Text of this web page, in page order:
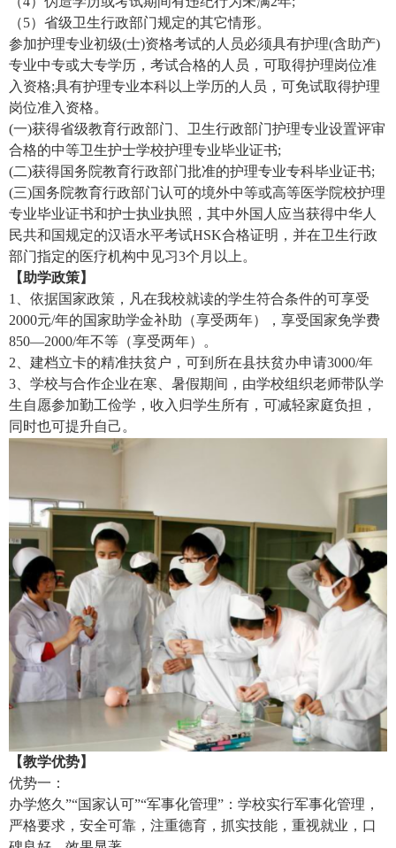
（5）省级卫生行政部门规定的其它情形。
参加护理专业初级(士)资格考试的人员必须具有护理(含助产)
专业中专或大专学历，考试合格的人员，可取得护理岗位准
入资格;具有护理专业本科以上学历的人员，可免试取得护理
岗位准入资格。
(一)获得省级教育行政部门、卫生行政部门护理专业设置评审
合格的中等卫生护士学校护理专业毕业证书;
(二)获得国务院教育行政部门批准的护理专业专科毕业证书;
(三)国务院教育行政部门认可的境外中等或高等医学院校护理
专业毕业证书和护士执业执照，其中外国人应当获得中华人
民共和国规定的汉语水平考试HSK合格证明，并在卫生行政
部门指定的医疗机构中见习3个月以上。
【助学政策】
1、依据国家政策，凡在我校就读的学生符合条件的可享受
2000元/年的国家助学金补助（享受两年），享受国家免学费
850—2000/年不等（享受两年）。
2、建档立卡的精准扶贫户，可到所在县扶贫办申请3000/年
3、学校与合作企业在寒、暑假期间，由学校组织老师带队学
生自愿参加勤工俭学，收入归学生所有，可减轻家庭负担，
同时也可提升自己。
【教学优势】
优势一：
办学悠久”“国家认可”“军事化管理”：学校实行军事化管理，
严格要求，安全可靠，注重德育，抓实技能，重视就业，口